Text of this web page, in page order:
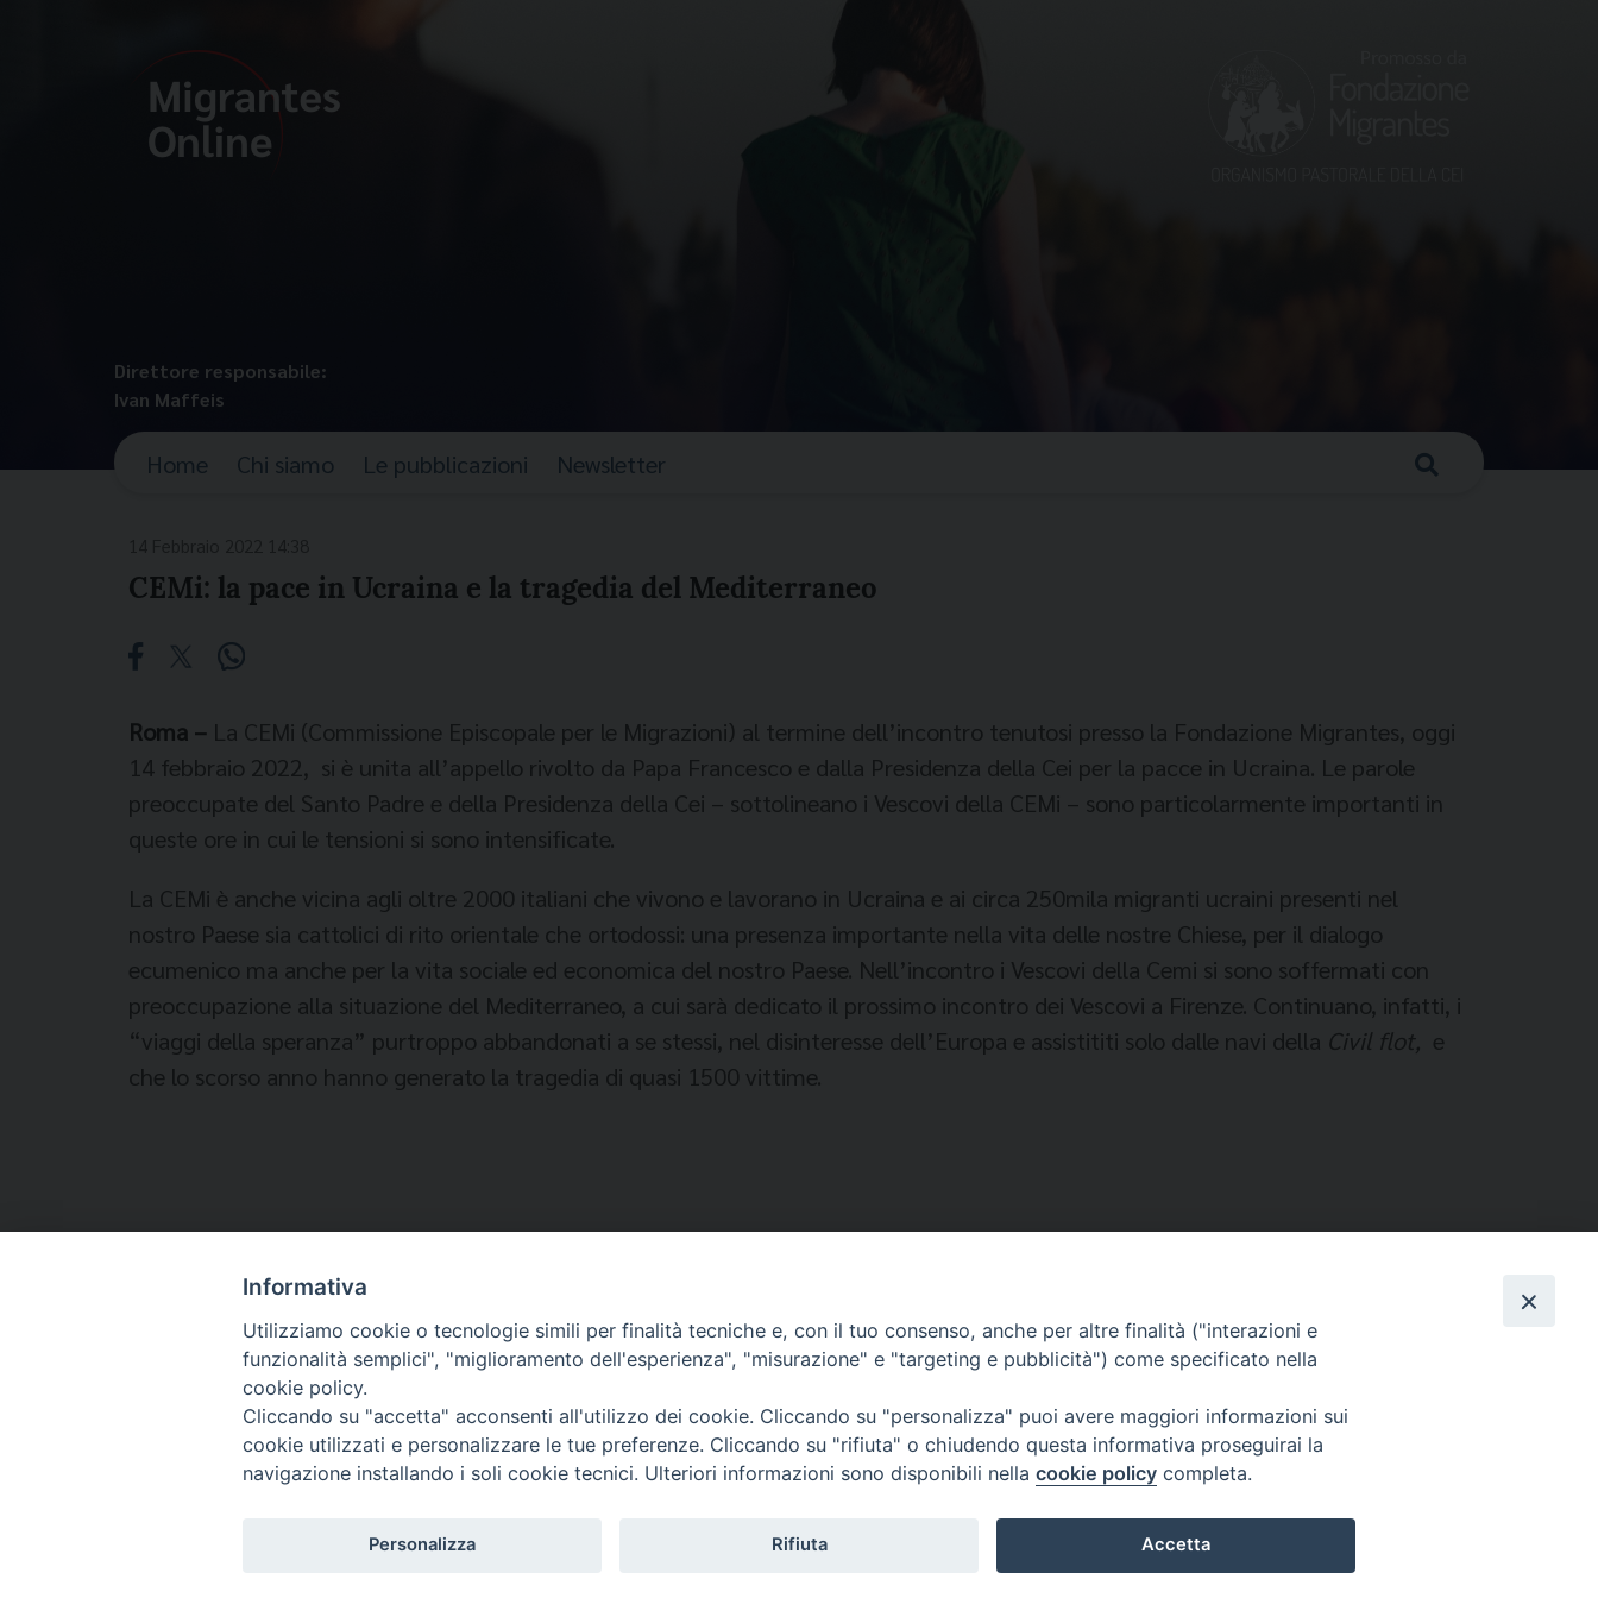
Direttore responsabile:
Ivan Maffeis
Home Chi siamo Le pubblicazioni Newsletter
CEMi: la pace in Ucraina e la tragedia del Mediterraneo
Roma – La CEMi (Commissione Episcopale per le Migrazioni) al termine dell’incontro tenutosi presso la Fondazione Migrantes, oggi
14 febbraio 2022, si è unita all’appello rivolto da Papa Francesco e dalla Presidenza della Cei per la pacce in Ucraina. Le parole
preoccupate del Santo Padre e della Presidenza della Cei – sottolineano i Vescovi della CEMi – sono particolarmente importanti in
queste ore in cui le tensioni si sono intensificate.
La CEMi è anche vicina agli oltre 2000 italiani che vivono e lavorano in Ucraina e ai circa 250mila migranti ucraini presenti nel
nostro Paese sia cattolici di rito orientale che ortodossi: una presenza importante nella vita delle nostre Chiese, per il dialogo
ecumenico ma anche per la vita sociale ed economica del nostro Paese. Nell’incontro i Vescovi della Cemi si sono soffermati con
preoccupazione alla situazione del Mediterraneo, a cui sarà dedicato il prossimo incontro dei Vescovi a Firenze. Continuano, infatti, i
“viaggi della speranza” purtroppo abbandonati a se stessi, nel disinteresse dell’Europa e assistititi solo dalle navi della Civil flot, e
che lo scorso anno hanno generato la tragedia di quasi 1500 vittime.
COMMISSIONE EPISCOPALE PER LE MIGRAZIONI FONDAZIONE MIGRANTES UCRAINA
Fondazione Migrantes Privacy Policy © 2026 WebSeed
Informativa
Utilizziamo cookie o tecnologie simili per finalità tecniche e, con il tuo consenso, anche per altre finalità ("interazioni e
funzionalità semplici", "miglioramento dell'esperienza", "misurazione" e "targeting e pubblicità") come specificato nella
cookie policy.
Cliccando su "accetta" acconsenti all'utilizzo dei cookie. Cliccando su "personalizza" puoi avere maggiori informazioni sui
cookie utilizzati e personalizzare le tue preferenze. Cliccando su "rifiuta" o chiudendo questa informativa proseguirai la
navigazione installando i soli cookie tecnici. Ulteriori informazioni sono disponibili nella cookie policy completa.
Personalizza Rifiuta Accetta